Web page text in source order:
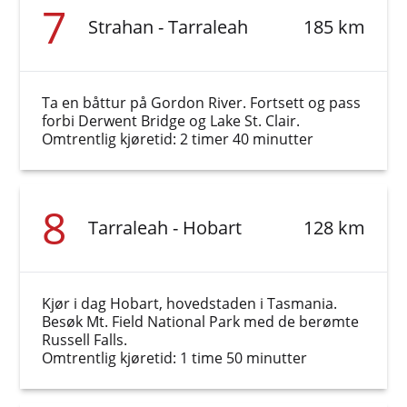
7 Strahan - Tarraleah 185 km
Ta en båttur på Gordon River. Fortsett og pass
forbi Derwent Bridge og Lake St. Clair.
Omtrentlig kjøretid: 2 timer 40 minutter
8 Tarraleah - Hobart 128 km
Kjør i dag Hobart, hovedstaden i Tasmania.
Besøk Mt. Field National Park med de berømte
Russell Falls.
Omtrentlig kjøretid: 1 time 50 minutter